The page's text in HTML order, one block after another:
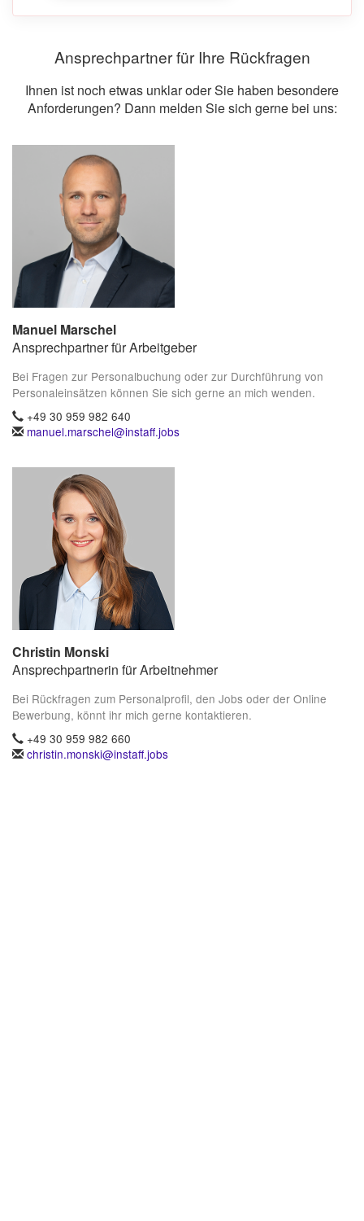
Ansprechpartner für Ihre Rückfragen
Ihnen ist noch etwas unklar oder Sie haben besondere
Anforderungen? Dann melden Sie sich gerne bei uns:
Manuel Marschel
Ansprechpartner für Arbeitgeber
Bei Fragen zur Personalbuchung oder zur Durchführung von
Personaleinsätzen können Sie sich gerne an mich wenden.
+49 30 959 982 640
manuel.marschel@instaff.jobs
Christin Monski
Ansprechpartnerin für Arbeitnehmer
Bei Rückfragen zum Personalprofil, den Jobs oder der Online
Bewerbung, könnt ihr mich gerne kontaktieren.
+49 30 959 982 660
christin.monski@instaff.jobs